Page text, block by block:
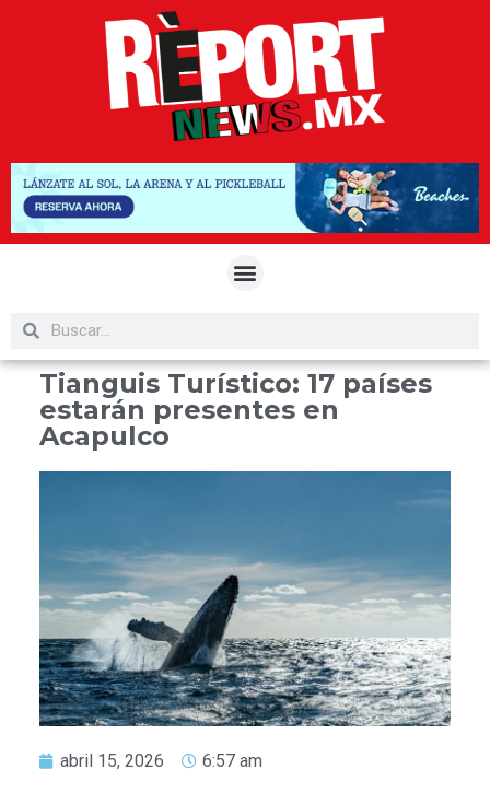
Tianguis Turístico: 17 países
estarán presentes en
Acapulco
abril 15, 2026 6:57 am